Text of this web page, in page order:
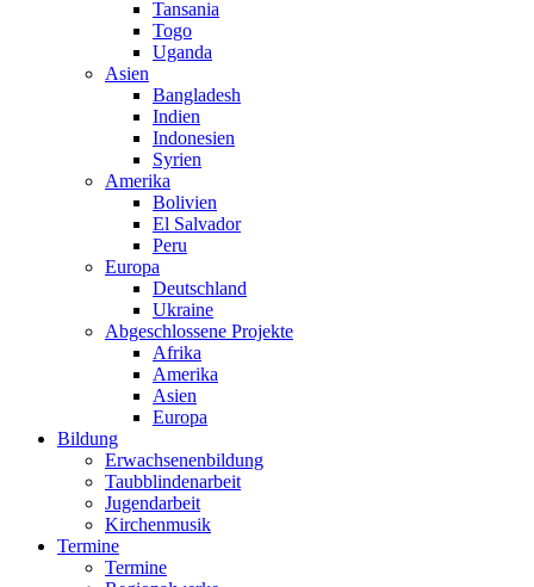
Tansania
Togo
Uganda
Asien
Bangladesh
Indien
Indonesien
Syrien
Amerika
Bolivien
El Salvador
Peru
Europa
Deutschland
Ukraine
Abgeschlossene Projekte
Afrika
Amerika
Asien
Europa
Bildung
Erwachsenenbildung
Taubblindenarbeit
Jugendarbeit
Kirchenmusik
Termine
Termine